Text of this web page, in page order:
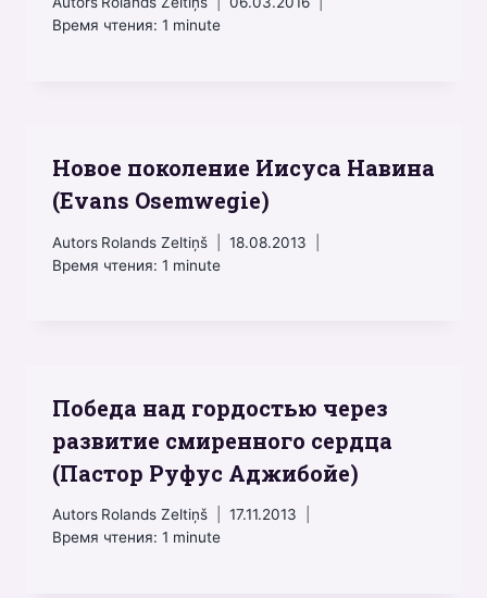
Время чтения: 1 minute
Новое поколение Иисуса Навина
(Evans Osemwegie)
Autors Rolands Zeltiņš
18.08.2013
Время чтения: 1 minute
Победа над гордостью через
развитие смиренного сердца
(Пастор Руфус Аджибойе)
Autors Rolands Zeltiņš
17.11.2013
Время чтения: 1 minute